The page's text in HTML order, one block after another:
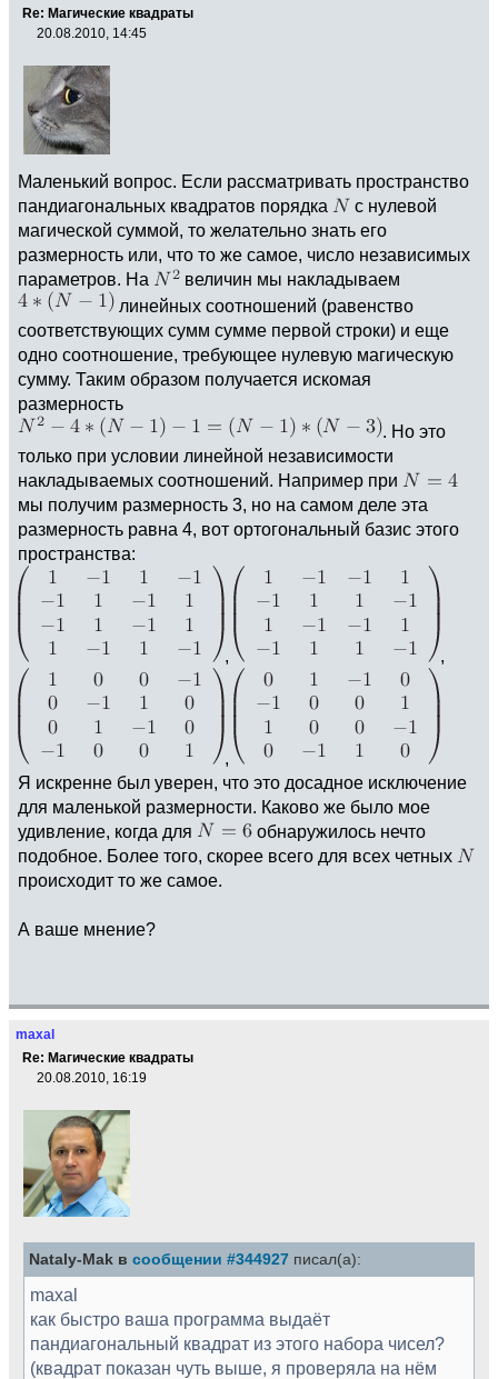
Re: Магические квадраты
20.08.2010, 14:45
Маленький вопрос. Если рассматривать пространство
пандиагональных квадратов порядка
с нулевой
магической суммой, то желательно знать его
размерность или, что то же самое, число независимых
параметров. На
величин мы накладываем
линейных соотношений (равенство
соответствующих сумм сумме первой строки) и еще
одно соотношение, требующее нулевую магическую
сумму. Таким образом получается искомая
размерность
. Но это
только при условии линейной независимости
накладываемых соотношений. Например при
мы получим размерность 3, но на самом деле эта
размерность равна 4, вот ортогональный базис этого
пространства:
, ,
,
Я искренне был уверен, что это досадное исключение
для маленькой размерности. Каково же было мое
удивление, когда для
обнаружилось нечто
подобное. Более того, скорее всего для всех четных
происходит то же самое.
А ваше мнение?
maxal
Re: Магические квадраты
20.08.2010, 16:19
Nataly-Mak в сообщении #344927 писал(а):
maxal
как быстро ваша программа выдаёт
пандиагональный квадрат из этого набора чисел?
(квадрат показан чуть выше, я проверяла на нём